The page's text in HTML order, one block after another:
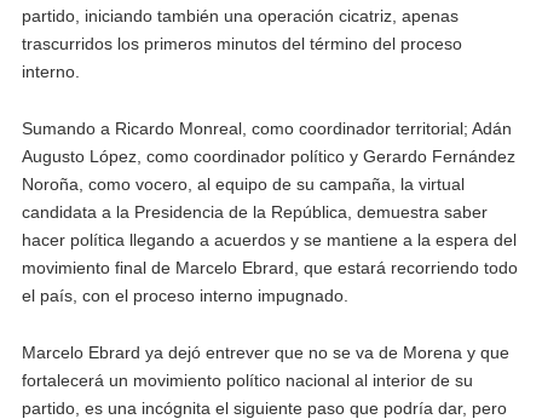
partido, iniciando también una operación cicatriz, apenas
trascurridos los primeros minutos del término del proceso
interno.
Sumando a Ricardo Monreal, como coordinador territorial; Adán
Augusto López, como coordinador político y Gerardo Fernández
Noroña, como vocero, al equipo de su campaña, la virtual
candidata a la Presidencia de la República, demuestra saber
hacer política llegando a acuerdos y se mantiene a la espera del
movimiento final de Marcelo Ebrard, que estará recorriendo todo
el país, con el proceso interno impugnado.
Marcelo Ebrard ya dejó entrever que no se va de Morena y que
fortalecerá un movimiento político nacional al interior de su
partido, es una incógnita el siguiente paso que podría dar, pero